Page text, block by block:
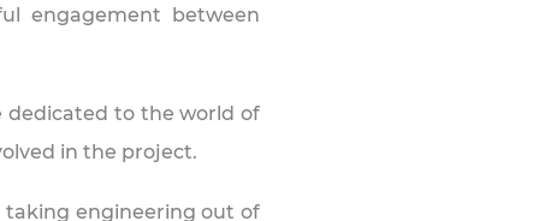
engagement between
dedicated to the world of
in the project.
taking engineering out of